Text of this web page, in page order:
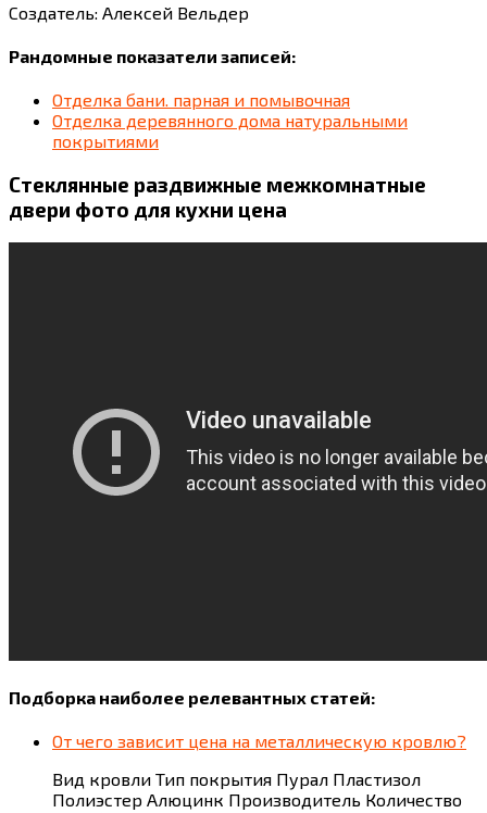
Создатель: Алексей Вельдер
Рандомные показатели записей:
Отделка бани. парная и помывочная
Отделка деревянного дома натуральными
покрытиями
Стеклянные раздвижные межкомнатные
двери фото для кухни цена
Подборка наиболее релевантных статей:
От чего зависит цена на металлическую кровлю?
Вид кровли Тип покрытия Пурал Пластизол
Полиэстер Алюцинк Производитель Количество